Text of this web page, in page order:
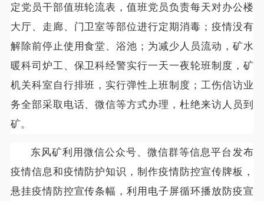
定党员干部值班轮流表，值班党员负责每天对办公楼
大厅、走廊、门卫室等部位进行定期消毒；疫情没有
解除前停止使用食堂、浴池；为减少人员流动，矿水
暖科司炉工、保卫科经警实行一天一夜轮班制度，矿
机关科室自行排班，实行弹性上班制度；工伤信访业
务全部采取电话、微信等方式办理，杜绝来访人员到
矿。
东风矿利用微信公众号、微信群等信息平台发布
疫情信息和疫情防护知识，制作疫情防控宣传牌板，
悬挂疫情防控宣传条幅，利用电子屏循环播放防疫宣